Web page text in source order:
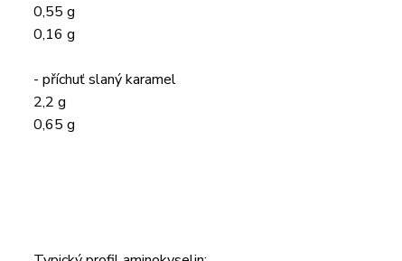
0,55 g
0,16 g
- příchuť slaný karamel
2,2 g
0,65 g